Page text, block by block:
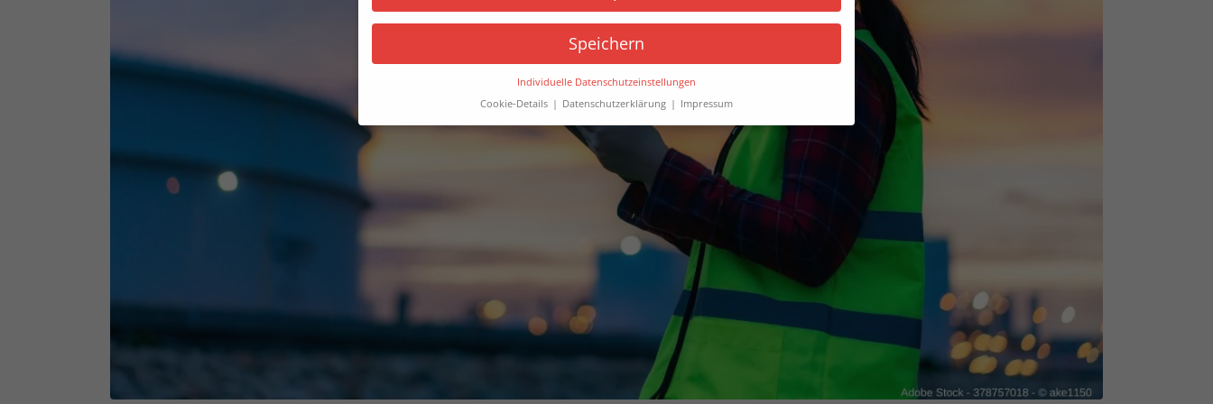
Speichern
Individuelle Datenschutzeinstellungen
Cookie-Details
Datenschutzerklärung Impressum
Datenschutzeinstellungen
Wenn Sie unter 16 Jahre alt sind und Ihre Zustimmung zu freiwilligen
Diensten geben möchten, müssen Sie Ihre Erziehungsberechtigten um
Wir verwenden Cookies und andere Technologien auf unserer Website.
Einige von ihnen sind essenziell, während andere uns helfen, diese Website
Personenbezogene Daten können
verarbeitet werden (z. B. IP-Adressen), z. B. für personalisierte Anzeigen und
Inhalte oder Anzeigen- und Inhaltsmessung.
Weitere Informationen über die
Verwendung Ihrer Daten finden Sie in unserer
Datenschutzerklärung
Hier finden Sie eine Übersicht über alle verwendeten Cookies. Sie können
Ihre Einwilligung zu ganzen Kategorien geben oder sich weitere
Informationen anzeigen lassen und so nur bestimmte Cookies auswählen.